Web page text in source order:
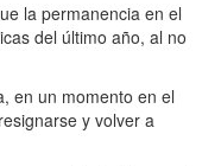
la permanencia en el
del último año, al no
en un momento en el
y volver a